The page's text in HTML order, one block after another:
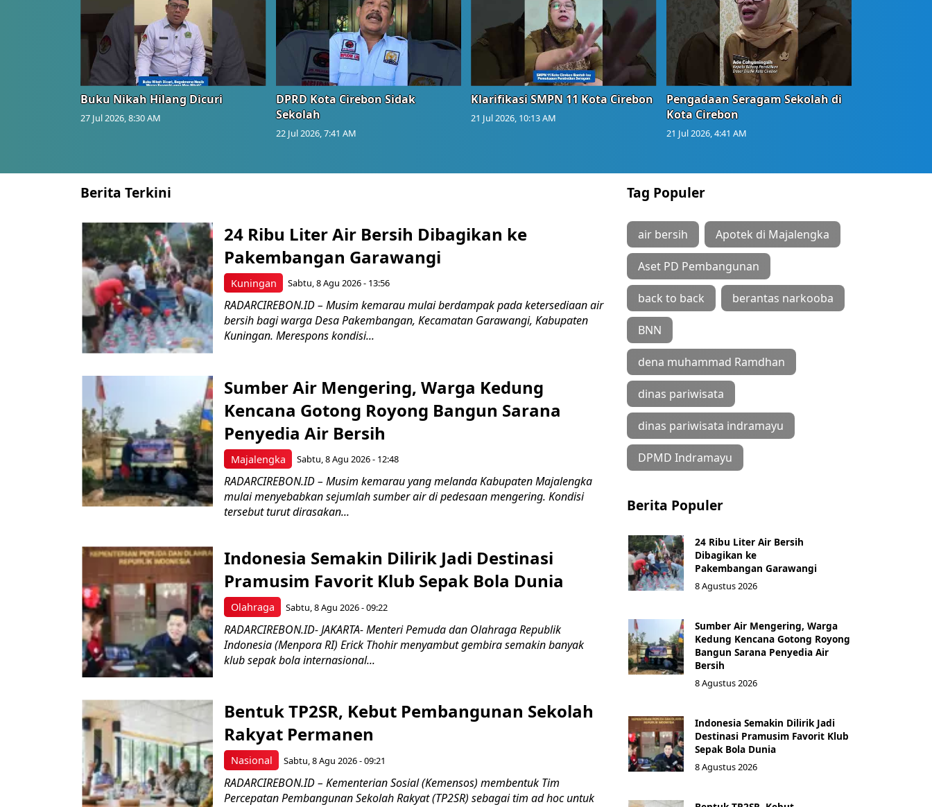
Buku Nikah Hilang Dicuri
27 Jul 2026, 8:30 AM
DPRD Kota Cirebon Sidak
Sekolah
22 Jul 2026, 7:41 AM
Klarifikasi SMPN 11 Kota Cirebon
21 Jul 2026, 10:13 AM
Pengadaan Seragam Sekolah di
Kota Cirebon
21 Jul 2026, 4:41 AM
Berita Terkini
Kuningan
24 Ribu Liter Air Bersih Dibagikan ke
Pakembangan Garawangi
Sabtu, 8 Agu 2026 - 13:56
RADARCIREBON.ID – Musim kemarau mulai berdampak pada ketersediaan air
bersih bagi warga Desa Pakembangan, Kecamatan Garawangi, Kabupaten
Kuningan. Merespons kondisi...
Majalengka
Sumber Air Mengering, Warga Kedung
Kencana Gotong Royong Bangun Sarana
Penyedia Air Bersih
Sabtu, 8 Agu 2026 - 12:48
RADARCIREBON.ID – Musim kemarau yang melanda Kabupaten Majalengka
mulai menyebabkan sejumlah sumber air di pedesaan mengering. Kondisi
tersebut turut dirasakan...
Olahraga
Indonesia Semakin Dilirik Jadi Destinasi
Pramusim Favorit Klub Sepak Bola Dunia
Sabtu, 8 Agu 2026 - 09:22
RADARCIREBON.ID- JAKARTA- Menteri Pemuda dan Olahraga Republik
Indonesia (Menpora RI) Erick Thohir menyambut gembira semakin banyak
klub sepak bola internasional...
Nasional
Bentuk TP2SR, Kebut Pembangunan Sekolah
Rakyat Permanen
Sabtu, 8 Agu 2026 - 09:21
RADARCIREBON.ID – Kementerian Sosial (Kemensos) membentuk Tim
Percepatan Pembangunan Sekolah Rakyat (TP2SR) sebagai tim ad hoc untuk
Tag Populer
air bersih Apotek di Majalengka
Aset PD Pembangunan
back to back berantas narkooba
BNN
dena muhammad Ramdhan
dinas pariwisata
dinas pariwisata indramayu
DPMD Indramayu
Berita Populer
24 Ribu Liter Air Bersih
Dibagikan ke
Pakembangan Garawangi
8 Agustus 2026
Sumber Air Mengering, Warga
Kedung Kencana Gotong Royong
Bangun Sarana Penyedia Air
Bersih
8 Agustus 2026
Indonesia Semakin Dilirik Jadi
Destinasi Pramusim Favorit Klub
Sepak Bola Dunia
8 Agustus 2026